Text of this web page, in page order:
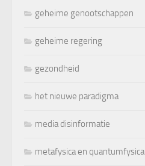
geheime genootschappen
geheime regering
gezondheid
het nieuwe paradigma
media disinformatie
metafysica en quantumfysica